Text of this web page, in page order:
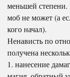
меньшей степени.
моб не может (а
кого начал).
Ненависть по
получена
1. нанесение